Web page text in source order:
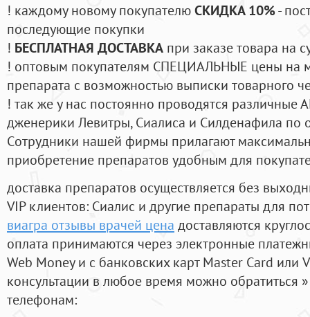
! каждому новому покупателюСКИДКА 10%-
последующие покупки
! БЕСПЛАТНАЯ ДОСТАВКА при заказе товара на
! оптовым покупателям СПЕЦИАЛЬНЫЕ цены на
препарата с возможностью выписки товарного
! так же у нас постоянно проводятся
дженерики Левитры, Сиалиса и Силденафила по
Cотрудники нашей фирмы прилагают
приобретение препаратов удобным для
доставка препаратов осуществляется без
VIP клиентов: Сиалис и другие препараты для
виагра отзывы врачей цена доставляются
оплата принимаются через электронные
Web Money и с банковских карт Master Card или
консультации в любое время можно обратиться
телефонам: